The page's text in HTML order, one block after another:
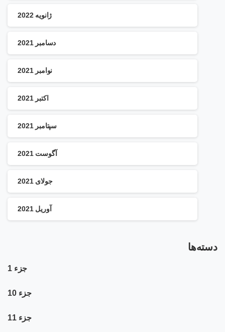
ژانویه 2022
دسامبر 2021
نوامبر 2021
اکتبر 2021
سپتامبر 2021
آگوست 2021
جولای 2021
آوریل 2021
دسته‌ها
جزء 1
جزء 10
جزء 11